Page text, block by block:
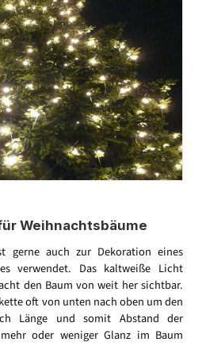
Weihnachtsbäume
gerne auch zur Dekoration eines
verwendet. Das kaltweiße Licht
den Baum von weit her sichtbar.
oft von unten nach oben um den
Länge und somit Abstand der
oder weniger Glanz im Baum